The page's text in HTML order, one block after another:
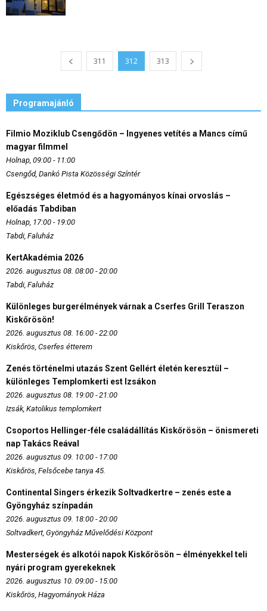
311 312 313
Programajánló
Filmio Moziklub Csengődön – Ingyenes vetítés a Mancs című
magyar filmmel
Holnap, 09:00 - 11:00
Csengőd, Dankó Pista Közösségi Színtér
Egészséges életmód és a hagyományos kínai orvoslás –
előadás Tabdiban
Holnap, 17:00 - 19:00
Tabdi, Faluház
KertAkadémia 2026
2026. augusztus 08. 08:00 - 20:00
Tabdi, Faluház
Különleges burgerélmények várnak a Cserfes Grill Teraszon
Kiskőrösön!
2026. augusztus 08. 16:00 - 22:00
Kiskőrös, Cserfes étterem
Zenés történelmi utazás Szent Gellért életén keresztül –
különleges Templomkerti est Izsákon
2026. augusztus 08. 19:00 - 21:00
Izsák, Katolikus templomkert
Csoportos Hellinger-féle családállítás Kiskőrösön – önismereti
nap Takács Reával
2026. augusztus 09. 10:00 - 17:00
Kiskőrös, Felsőcebe tanya 45.
Continental Singers érkezik Soltvadkertre – zenés este a
Gyöngyház színpadán
2026. augusztus 09. 18:00 - 20:00
Soltvadkert, Gyöngyház Művelődési Központ
Mesterségek és alkotói napok Kiskőrösön – élményekkel teli
nyári program gyerekeknek
2026. augusztus 10. 09:00 - 15:00
Kiskőrös, Hagyományok Háza